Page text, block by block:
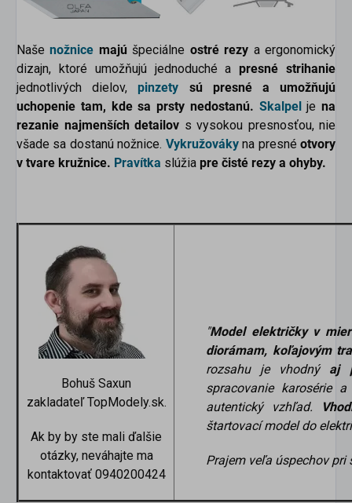
Našenožnice majú špeciálne ostré rezy a ergonomický
dizajn, ktoré umožňujú jednoduché a presné strihanie
jednotlivých dielov, pinzety sú presné a umožňujú
uchopenie tam, kde sa prsty nedostanú. Skalpelje na
rezanie najmenších detailov s vysokou presnosťou, nie
všade sa dostanú nožnice. Vykružováky na presnéotvory
v tvare kružnice. Pravítka slúžia pre čisté rezy a ohyby.
Bohuš Saxun
zakladateľ TopModely.sk.
Ak by by ste mali ďalšie
otázky, neváhajte ma
kontaktovať 0940200424
"Model električky v
diorámam, koľajovým
rozsahu je vhodný aj
spracovanie karosérie
autentický vzhľad.
štartovací model do
Prajem veľa úspechov pri